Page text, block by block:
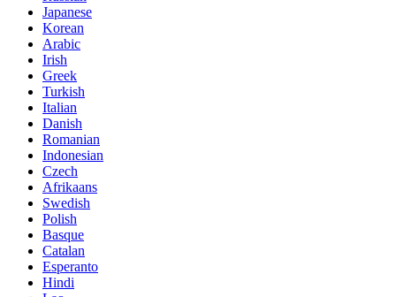
Japanese
Korean
Arabic
Irish
Greek
Turkish
Italian
Danish
Romanian
Indonesian
Czech
Afrikaans
Swedish
Polish
Basque
Catalan
Esperanto
Hindi